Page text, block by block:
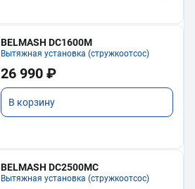
BELMASH DC1600M
Вытяжная установка (стружкоотсос)
26 990 ₽
В корзину
BELMASH DC2500MC
Вытяжная установка (стружкоотсос)